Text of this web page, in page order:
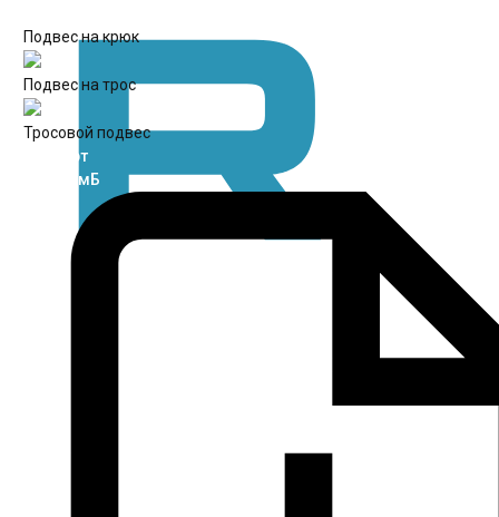
Подвес на крюк
Подвес на трос
Тросовой подвес
Паспорт
rtf / 8.2 мБ